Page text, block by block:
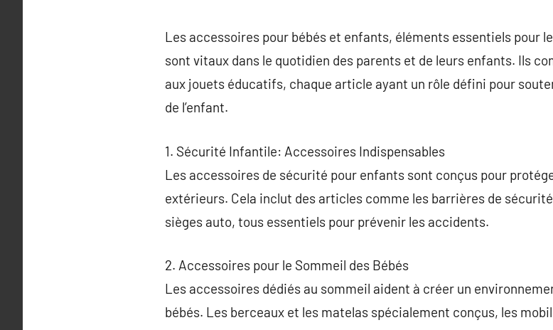
Les accessoires pour bébés et enfants, éléments essentiels pour
sont vitaux dans le quotidien des parents et de leurs enfants. Ils
aux jouets éducatifs, chaque article ayant un rôle défini pour
de l’enfant.
1. Sécurité Infantile: Accessoires Indispensables
Les accessoires de sécurité pour enfants sont conçus pour
extérieurs. Cela inclut des articles comme les barrières de
sièges auto, tous essentiels pour prévenir les accidents.
2. Accessoires pour le Sommeil des Bébés
Les accessoires dédiés au sommeil aident à créer un
bébés. Les berceaux et les matelas spécialement conçus, les